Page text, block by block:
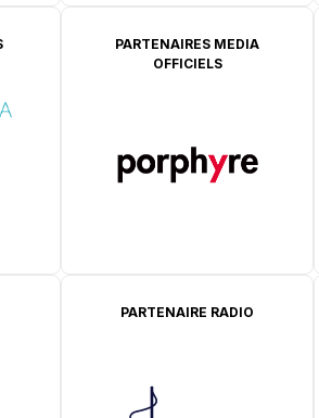
PARTENAIRES MEDIA
OFFICIELS
PARTENAIRE RADIO